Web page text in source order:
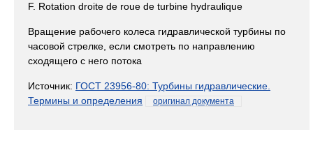
F. Rotation droite de roue de turbine hydraulique
Вращение рабочего колеса гидравлической турбины по
часовой стрелке, если смотреть по направлению
сходящего с него потока
Источник: ГОСТ 23956-80: Турбины гидравлические.
Термины и определения
оригинал документа